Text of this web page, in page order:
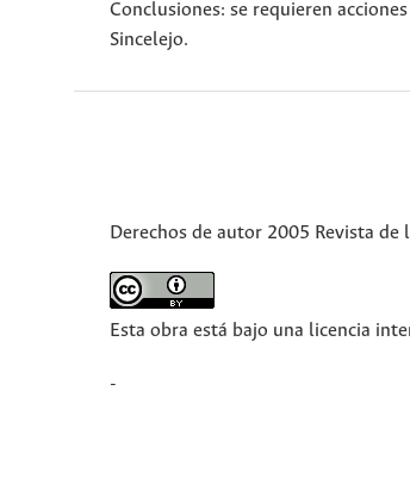
Conclusiones: se requieren
Sincelejo.
Derechos de autor 2005 Revista de
Esta obra está bajo una licencia
-